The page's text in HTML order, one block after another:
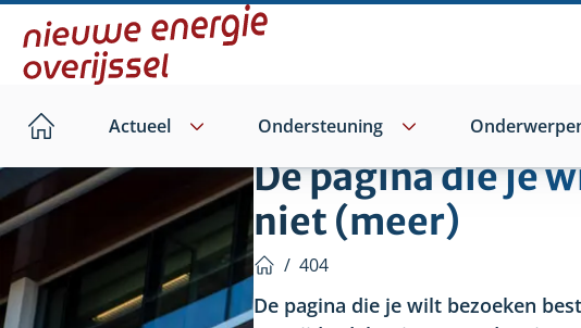
naar
hoofdinhoud
Home
Actueel Ondersteuning
De pagina die je
niet (meer)
/ 404
De pagina die je wilt bezoeken